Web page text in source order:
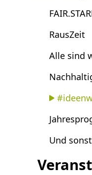
RausZeit
Alle sind
Und